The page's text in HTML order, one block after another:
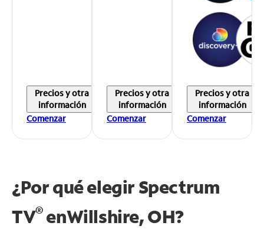
Precios y otra
información
Comenzar
Precios y otra
información
Comenzar
Precios y otra
información
Comenzar
¿Por qué elegir Spectrum
TV®enWillshire, OH?